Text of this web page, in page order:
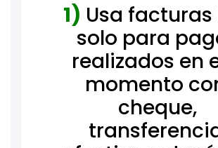
1) Usa facturas
solo para
realizados en
momento
cheque,